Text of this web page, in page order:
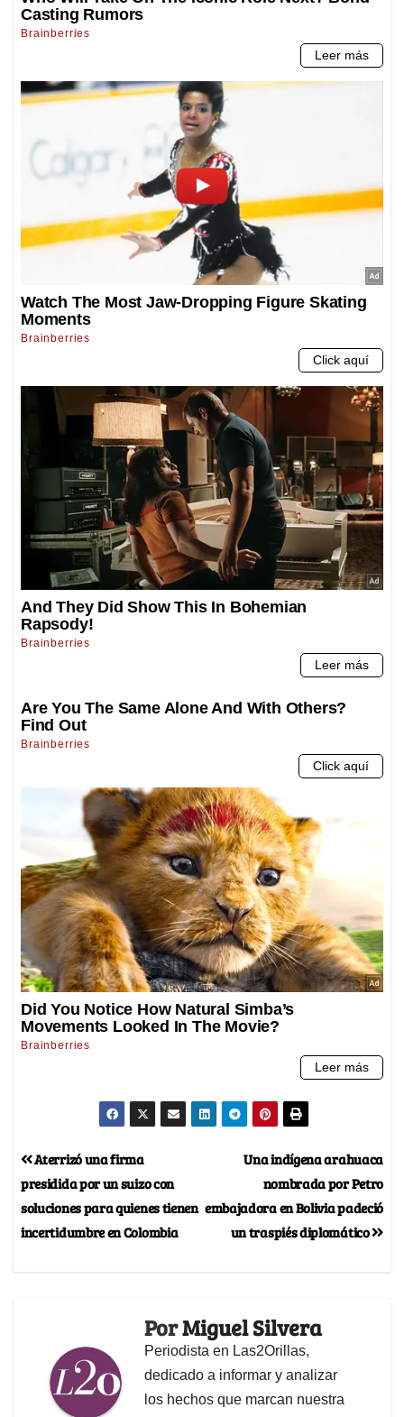
Una indígena arahuaca
nombrada por Petro
embajadora en Bolivia padeció
un traspiés diplomático
Aterrizó una firma
presidida por un suizo con
soluciones para quienes tienen
incertidumbre en Colombia
PorMiguel Silvera
Periodista en Las2Orillas,
dedicado a informar y analizar
los hechos que marcan nuestra